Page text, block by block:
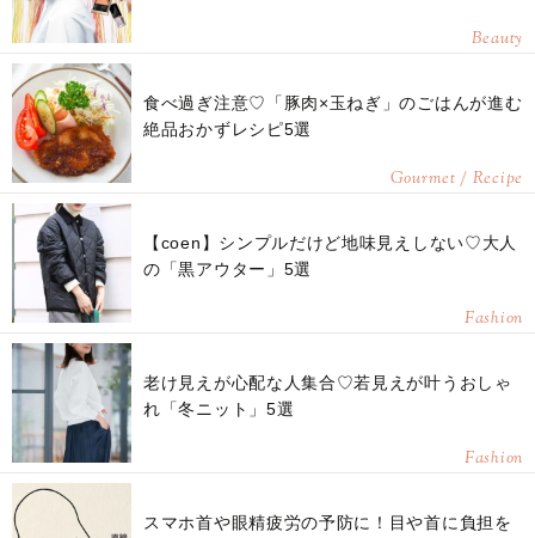
Beauty
食べ過ぎ注意♡「豚肉×玉ねぎ」のごはんが進む
絶品おかずレシピ5選
Gourmet / Recipe
【coen】シンプルだけど地味見えしない♡大人
の「黒アウター」5選
Fashion
老け見えが心配な人集合♡若見えが叶うおしゃ
れ「冬ニット」5選
Fashion
スマホ首や眼精疲労の予防に！目や首に負担を